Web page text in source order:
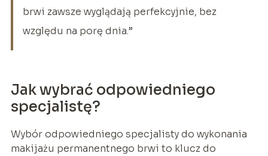
brwi zawsze wyglądają perfekcyjnie, bez
względu na porę dnia.”
Jak wybrać odpowiedniego
specjalistę?
Wybór odpowiedniego specjalisty do wykonania
makijażu permanentnego brwi to klucz do